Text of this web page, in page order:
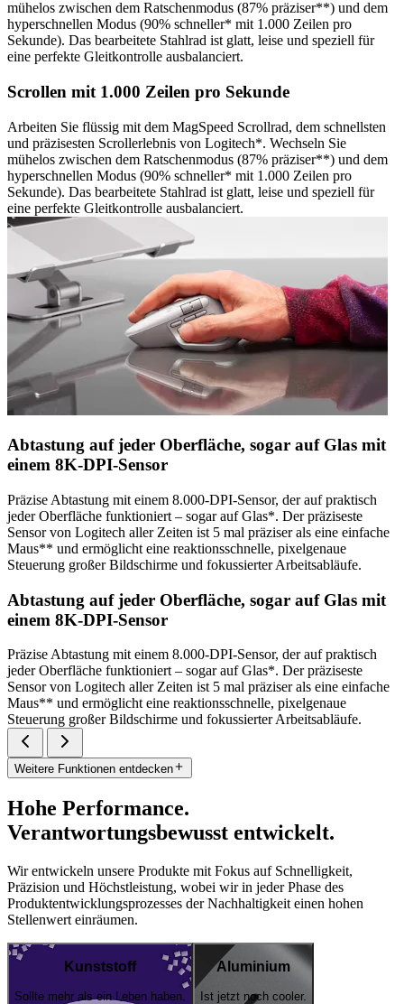
mühelos zwischen dem Ratschenmodus (87% präziser**) und dem
hyperschnellen Modus (90% schneller* mit 1.000 Zeilen pro
Sekunde). Das bearbeitete Stahlrad ist glatt, leise und speziell für
eine perfekte Gleitkontrolle ausbalanciert.
Scrollen mit 1.000 Zeilen pro Sekunde
Arbeiten Sie flüssig mit dem MagSpeed Scrollrad, dem schnellsten
und präzisesten Scrollerlebnis von Logitech*. Wechseln Sie
mühelos zwischen dem Ratschenmodus (87% präziser**) und dem
hyperschnellen Modus (90% schneller* mit 1.000 Zeilen pro
Sekunde). Das bearbeitete Stahlrad ist glatt, leise und speziell für
eine perfekte Gleitkontrolle ausbalanciert.
Abtastung auf jeder Oberfläche, sogar auf Glas mit
einem 8K-DPI-Sensor
Präzise Abtastung mit einem 8.000-DPI-Sensor, der auf praktisch
jeder Oberfläche funktioniert – sogar auf Glas*. Der präziseste
Sensor von Logitech aller Zeiten ist 5 mal präziser als eine einfache
Maus** und ermöglicht eine reaktionsschnelle, pixelgenaue
Steuerung großer Bildschirme und fokussierter Arbeitsabläufe.
Abtastung auf jeder Oberfläche, sogar auf Glas mit
einem 8K-DPI-Sensor
Präzise Abtastung mit einem 8.000-DPI-Sensor, der auf praktisch
jeder Oberfläche funktioniert – sogar auf Glas*. Der präziseste
Sensor von Logitech aller Zeiten ist 5 mal präziser als eine einfache
Maus** und ermöglicht eine reaktionsschnelle, pixelgenaue
Steuerung großer Bildschirme und fokussierter Arbeitsabläufe.
Weitere Funktionen entdecken
Hohe Performance.
Verantwortungsbewusst entwickelt.
Wir entwickeln unsere Produkte mit Fokus auf Schnelligkeit,
Präzision und Höchstleistung, wobei wir in jeder Phase des
Produktentwicklungsprozesses der Nachhaltigkeit einen hohen
Stellenwert einräumen.
Kunststoff
Sollte mehr als ein Leben haben.
Aluminium
Ist jetzt noch cooler.